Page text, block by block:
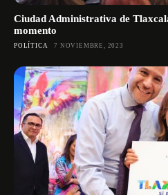
Ciudad Administrativa de
momento
POLÍTICA 7 NOVIEMBRE, 2023